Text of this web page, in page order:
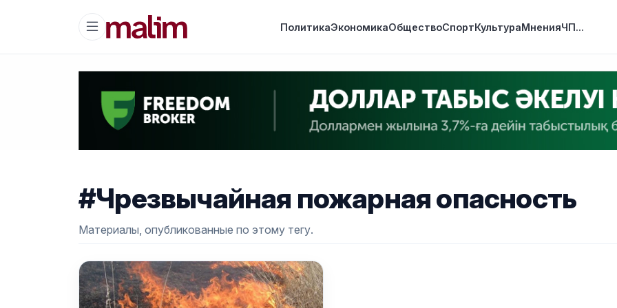
ПолитикаЭкономикаОбществоСпортКультураМненияЧП...
#Чрезвычайная пожарная опасность
Материалы, опубликованные по этому тегу.